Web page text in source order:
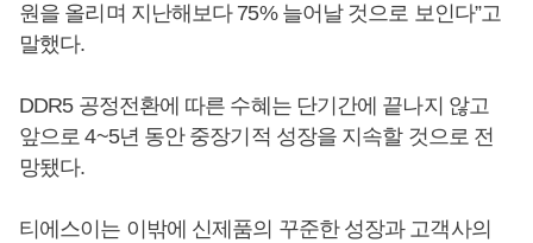
원을 올리며 지난해보다 75% 늘어날 것으로 보인다”고
말했다.
DDR5 공정전환에 따른 수혜는 단기간에 끝나지 않고
앞으로 4~5년 동안 중장기적 성장을 지속할 것으로 전
망됐다.
티에스이는 이밖에 신제품의 꾸준한 성장과 고객사의